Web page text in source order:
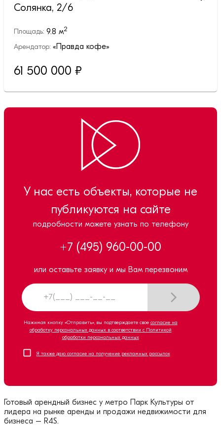
Солянка, 2/6
Площадь: 9.8 м2
Арендатор: «Правда кофе»
61 500 000 ₽
У нас есть объекты, которые не
публикуются на сайте
подробности можете узнать по телефону
+7 (495) 960-00-00
или оставьте заявку и мы Вам перезвоним
Нажимая кнопку «Отправить», вы подтверждаете свое согласие на
обработку персональных данных в соответствии с Политикой
обработки персональных данных
Я также даю согласие на получение рекламных рассылок
Готовый арендный бизнес у метро Парк Культуры от
лидера на рынке аренды и продажи недвижимости для
бизнеса – R4S.